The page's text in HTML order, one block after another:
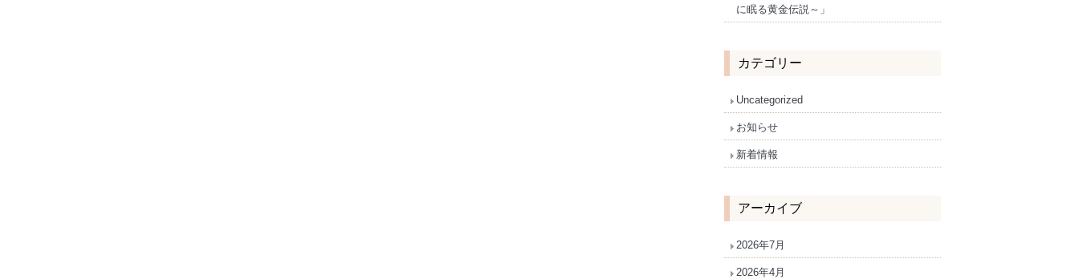
に眠る黄金伝説～」
カテゴリー
Uncategorized
お知らせ
新着情報
アーカイブ
2026年7月
2026年4月